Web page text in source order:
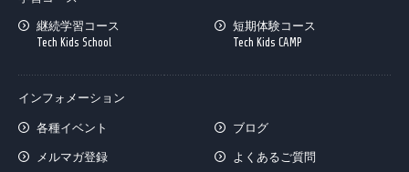
継続学習コース
Tech Kids School
短期体験コース
Tech Kids CAMP
インフォメーション
各種イベント ブログ
メルマガ登録 よくあるご質問